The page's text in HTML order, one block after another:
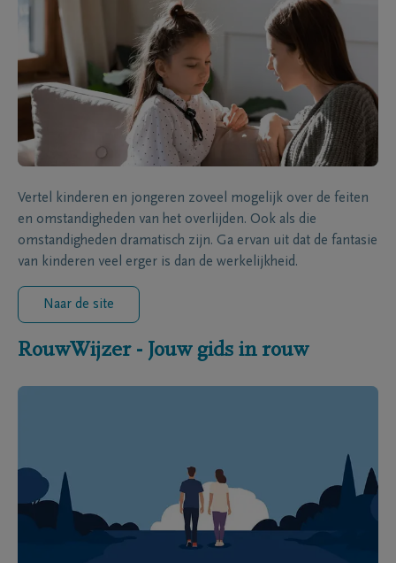
Vertel kinderen en jongeren zoveel mogelijk over de feiten
en omstandigheden van het overlijden. Ook als die
omstandigheden dramatisch zijn. Ga ervan uit dat de fantasie
van kinderen veel erger is dan de werkelijkheid.
Naar de site
RouwWijzer - Jouw gids in rouw